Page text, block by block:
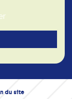
du site